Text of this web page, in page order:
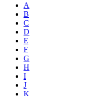
A
B
C
D
E
F
G
H
I
J
K